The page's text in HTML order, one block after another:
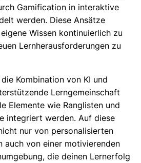
Gamification in interaktive
werden. Diese Ansätze
Wissen kontinuierlich zu
Lernherausforderungen zu
Kombination von KI und
Lerngemeinschaft
Elemente wie Ranglisten und
integriert werden. Auf diese
nur von personalisierten
auch von einer motivierenden
die deinen Lernerfolg